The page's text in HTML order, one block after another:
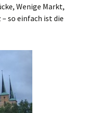
Wenige Markt,
so einfach ist die